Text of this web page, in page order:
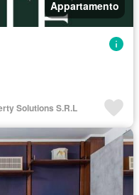
Appartamento
Solutions S.R.L